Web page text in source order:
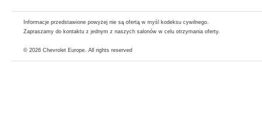
Informacje przedstawione powyżej nie są ofertą w myśl kodeksu cywilnego.
Zapraszamy do kontaktu z jednym z naszych salonów w celu otrzymania oferty.
© 2026 Chevrolet Europe. All rights reserved